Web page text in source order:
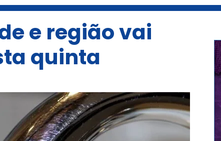
e região vai
quinta